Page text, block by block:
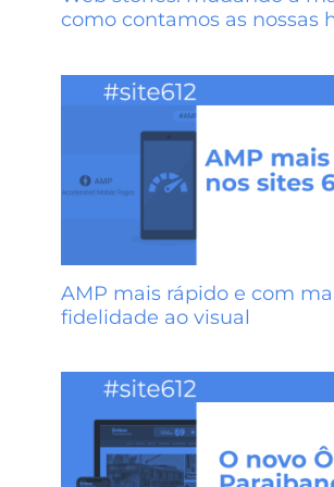
como contamos as nossas
AMP mais rápido e com
fidelidade ao visual